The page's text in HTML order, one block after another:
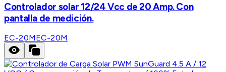
Controlador solar 12/24 Vcc de 20 Amp. Con
pantalla de medición.
EC-20MEC-20M